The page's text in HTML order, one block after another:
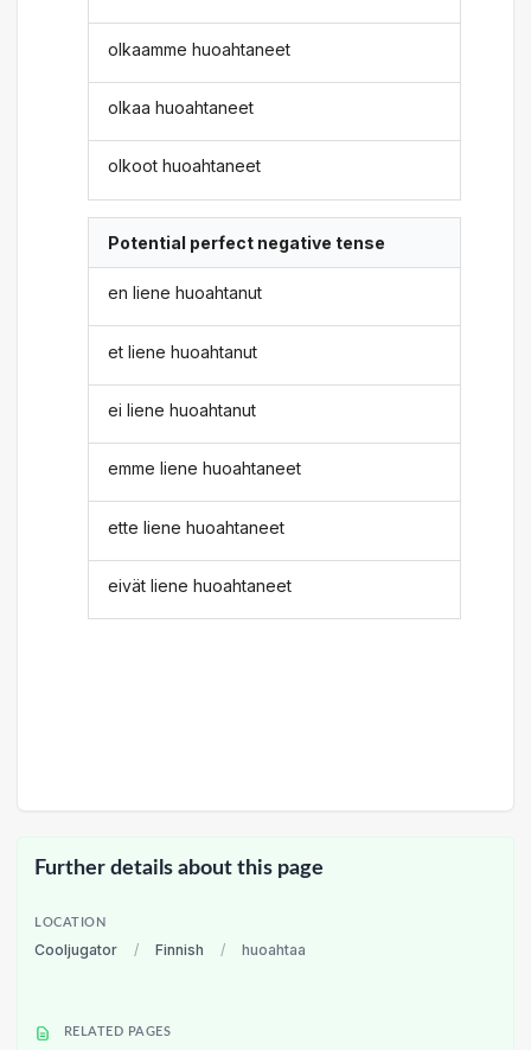
olkaamme huoahtaneet
olkaa huoahtaneet
olkoot huoahtaneet
Potential perfect negative tense
en liene huoahtanut
et liene huoahtanut
ei liene huoahtanut
emme liene huoahtaneet
ette liene huoahtaneet
eivät liene huoahtaneet
Further details about this page
LOCATION
Cooljugator / Finnish / huoahtaa
RELATED PAGES